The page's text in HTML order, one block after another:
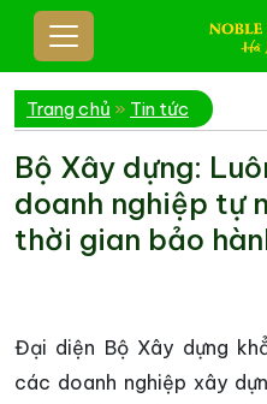
Trang chủ » Tin tức
Bộ Xây dựng:
doanh nghiệp tự
thời gian bảo
Đại diện Bộ Xây dựng
các doanh nghiệp xây